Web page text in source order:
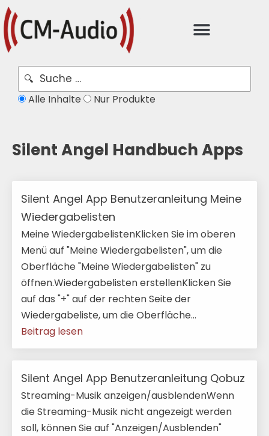
Alle Inhalte Nur Produkte
Silent Angel Handbuch Apps
Silent Angel App Benutzeranleitung Meine
Wiedergabelisten
Meine WiedergabelistenKlicken Sie im oberen
Menü auf "Meine Wiedergabelisten", um die
Oberfläche "Meine Wiedergabelisten" zu
öffnen.Wiedergabelisten erstellenKlicken Sie
auf das "+" auf der rechten Seite der
Wiedergabeliste, um die Oberfläche...
Beitrag lesen
Silent Angel App Benutzeranleitung Qobuz
Streaming-Musik anzeigen/ausblendenWenn
die Streaming-Musik nicht angezeigt werden
soll, können Sie auf "Anzeigen/Ausblenden"